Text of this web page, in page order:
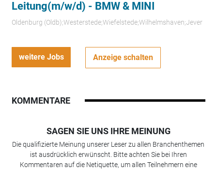
Leitung(m/w/d) - BMW & MINI
Oldenburg (Oldb);Westerstede;Wiefelstede;Wilhelmshaven;Jever
weitere Jobs Anzeige schalten
KOMMENTARE
SAGEN SIE UNS IHRE MEINUNG
Die qualifizierte Meinung unserer Leser zu allen Branchenthemen
ist ausdrücklich erwünscht. Bitte achten Sie bei Ihren
Kommentaren auf die Netiquette, um allen Teilnehmern eine